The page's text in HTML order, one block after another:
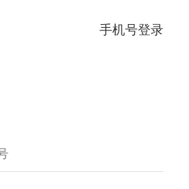
手机号登录